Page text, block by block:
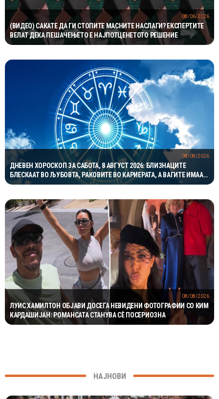
(ВИДЕО) САКАТЕ ДА ГИ СТОПИТЕ МАСНИТЕ НАСЛАГИ? ЕКСПЕРТИТЕ
ВЕЛАТ ДЕКА ПЕШАЧЕЊЕТО Е НАЈПОТЦЕНЕТОТО РЕШЕНИЕ
08/06/2026
ДНЕВЕН ХОРОСКОП ЗА САБОТА, 8 АВГУСТ 2026: БЛИЗНАЦИТЕ
БЛЕСКААТ ВО ЉУБОВТА, РАКОВИТЕ ВО КАРИЕРАТА, А ВАГИТЕ ИМААТ
ОДЛИЧЕН ДЕН ЗА ХАРМОНИЈА
08/08/2026
ЛУИС ХАМИЛТОН ОБЈАВИ ДОСЕГА НЕВИДЕНИ ФОТОГРАФИИ СО КИМ
КАРДАШИЈАН: РОМАНСАТА СТАНУВА СÈ ПОСЕРИОЗНА
08/08/2026
НАЈНОВИ